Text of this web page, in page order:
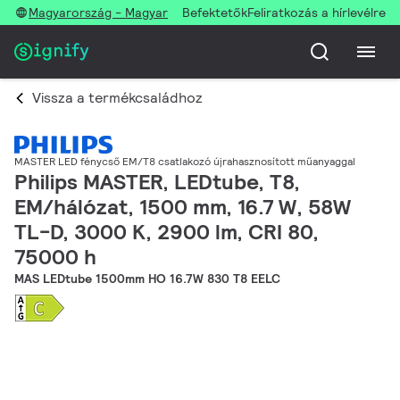
Magyarország - Magyar BefektetőkFeliratkozás a hírlevélre
Vissza a termékcsaládhoz
MASTER LED fénycső EM/T8 csatlakozó újrahasznosított műanyaggal
Philips MASTER, LEDtube, T8,
EM/hálózat, 1500 mm, 16.7 W, 58W
TL-D, 3000 K, 2900 lm, CRI 80,
75000 h
MAS LEDtube 1500mm HO 16.7W 830 T8 EELC